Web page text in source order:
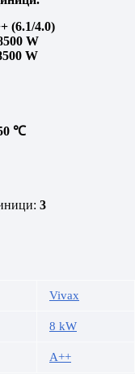
(6.1/4.0)
W
W
℃
3
Vivax
8 kW
A++